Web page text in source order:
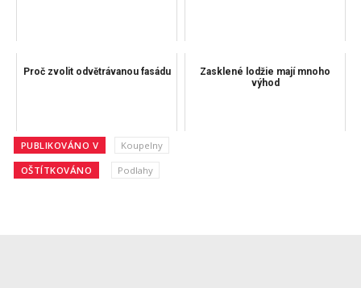
Proč zvolit odvětrávanou fasádu
Zasklené lodžie mají mnoho
výhod
PUBLIKOVÁNO V Koupelny
OŠTÍTKOVÁNO Podlahy